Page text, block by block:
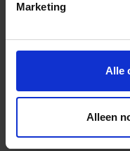
Marketing
Alle
Alleen